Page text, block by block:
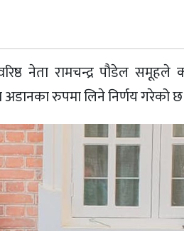
नेता रामचन्द्र पौडेल
रुपमा लिने निर्णय गरेको